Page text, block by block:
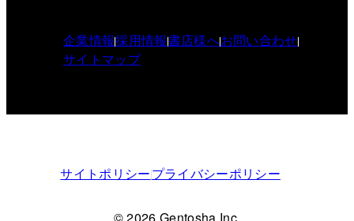
企業情報採用情報書店様へお問い合わせ
サイトマップ
サイトポリシープライバシーポリシー
© 2026 Gentosha Inc.